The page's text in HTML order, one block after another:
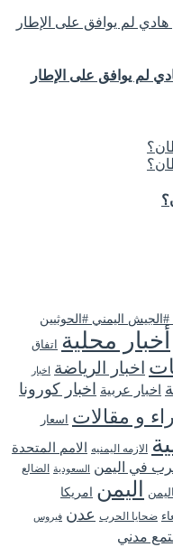
لم يوافق على الإطار
اليمني #الحوثيين
أخبار محلية
اتفاق
اخبار الرياضة اخبار
اخبار عربية اخبار كورونا
و مقالات اسعار
الازمه اليمنيه الامم المتحدة
في اليمن السعودية الضالع
اليمن امريكا
ضحايا الحرب عدن فيروس
مدني